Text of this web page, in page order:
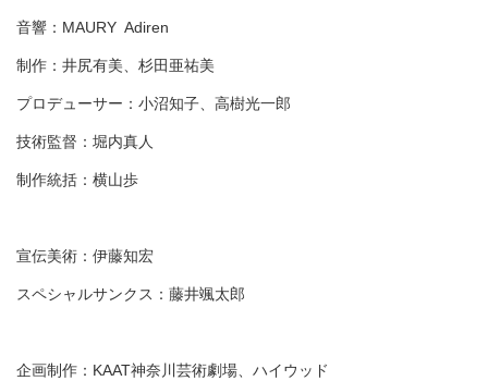
音響：MAURY Adiren
制作：井尻有美、杉田亜祐美
プロデューサー：小沼知子、高樹光一郎
技術監督：堀内真人
制作統括：横山歩
宣伝美術：伊藤知宏
スペシャルサンクス：藤井颯太郎
企画制作：KAAT神奈川芸術劇場、ハイウッド